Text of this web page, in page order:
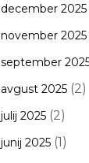
december 2025
november 2025
september
avgust 2025(2)
julij 2025(2)
junij 2025(1)